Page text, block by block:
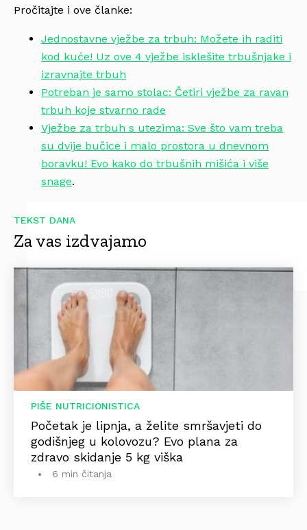
Pročitajte i ove članke:
Jednostavne vježbe za trbuh: Možete ih raditi
kod kuće! Uz ove 4 vježbe isklešite trbušnjake i
izravnajte trbuh
Potreban je samo stolac: Četiri vježbe za ravan
trbuh koje stvarno rade
Vježbe za trbuh s utezima: Sve što vam treba
su dvije bučice i malo prostora u dnevnom
boravku! Evo kako do trbušnih mišića i više
snage.
TEKST DANA
Za vas izdvajamo
PIŠE NUTRICIONISTICA
Početak je lipnja, a želite smršavjeti do
godišnjeg u kolovozu? Evo plana za
zdravo skidanje 5 kg viška
6 min čitanja